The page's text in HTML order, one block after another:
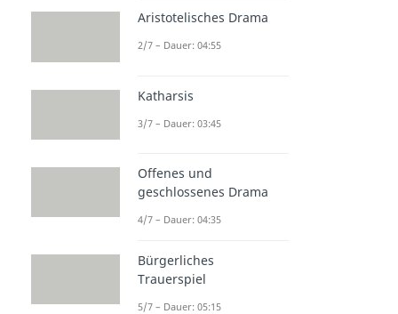
Aristotelisches Drama
2/7 – Dauer: 04:55
Katharsis
3/7 – Dauer: 03:45
Offenes und
geschlossenes Drama
4/7 – Dauer: 04:35
Bürgerliches
Trauerspiel
5/7 – Dauer: 05:15